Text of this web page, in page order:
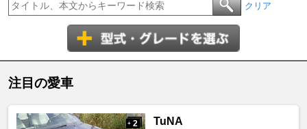
クリア
注目の愛車
+ 2 TuNA